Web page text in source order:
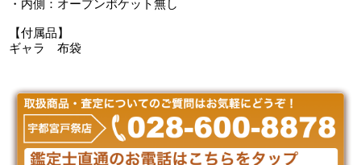
・内側：オープンポケット無し
【付属品】
ギャラ 布袋